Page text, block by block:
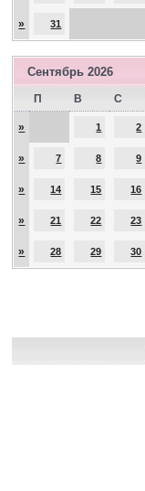
» 31
Сентябрь 2026
П В С
» 1 2
» 7 8 9
» 14 15 16
» 21 22 23
» 28 29 30